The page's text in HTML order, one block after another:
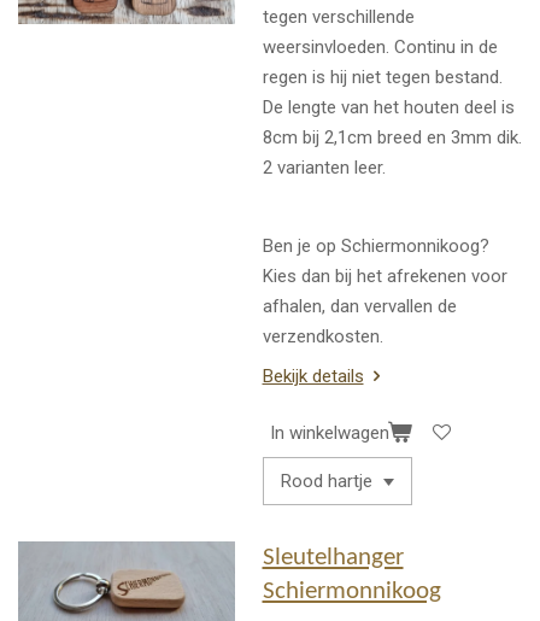
tegen verschillende
weersinvloeden. Continu in de
regen is hij niet tegen bestand.
De lengte van het houten deel is
8cm bij 2,1cm breed en 3mm dik.
2 varianten leer.
Ben je op Schiermonnikoog?
Kies dan bij het afrekenen voor
afhalen, dan vervallen de
verzendkosten.
Bekijk details
In winkelwagen
Sleutelhanger
Schiermonnikoog